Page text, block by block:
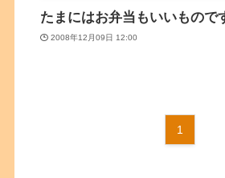
たまにはお弁当もいいもの
2008年12月09日 12:00
1